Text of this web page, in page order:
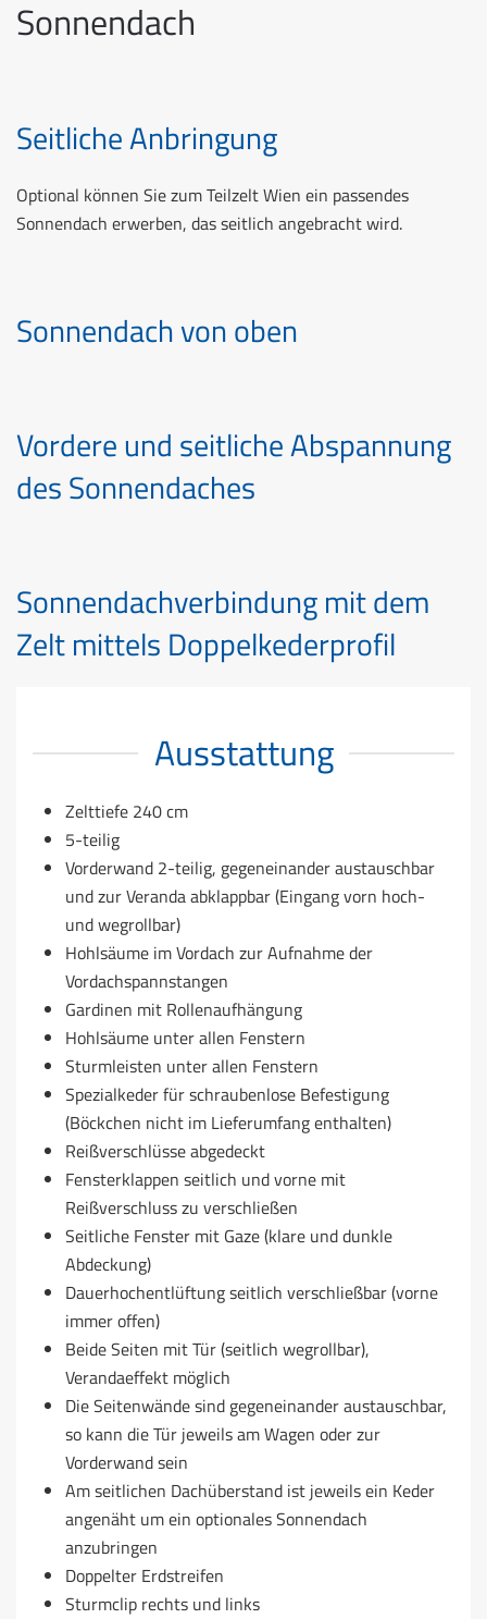
Sonnendach
Seitliche Anbringung
Optional können Sie zum Teilzelt Wien ein passendes
Sonnendach erwerben, das seitlich angebracht wird.
Sonnendach von oben
Vordere und seitliche Abspannung
des Sonnendaches
Sonnendachverbindung mit dem
Zelt mittels Doppelkederprofil
Ausstattung
Zelttiefe 240 cm
5-teilig
Vorderwand 2-teilig, gegeneinander austauschbar
und zur Veranda abklappbar (Eingang vorn hoch-
und wegrollbar)
Hohlsäume im Vordach zur Aufnahme der
Vordachspannstangen
Gardinen mit Rollenaufhängung
Hohlsäume unter allen Fenstern
Sturmleisten unter allen Fenstern
Spezialkeder für schraubenlose Befestigung
(Böckchen nicht im Lieferumfang enthalten)
Reißverschlüsse abgedeckt
Fensterklappen seitlich und vorne mit
Reißverschluss zu verschließen
Seitliche Fenster mit Gaze (klare und dunkle
Abdeckung)
Dauerhochentlüftung seitlich verschließbar (vorne
immer offen)
Beide Seiten mit Tür (seitlich wegrollbar),
Verandaeffekt möglich
Die Seitenwände sind gegeneinander austauschbar,
so kann die Tür jeweils am Wagen oder zur
Vorderwand sein
Am seitlichen Dachüberstand ist jeweils ein Keder
angenäht um ein optionales Sonnendach
anzubringen
Doppelter Erdstreifen
Sturmclip rechts und links